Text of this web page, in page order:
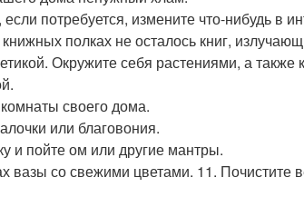
потребуется, измените что-нибудь в
полках не осталось книг,
Окружите себя растениями, а также
своего дома.
или благовония.
и пойте ом или другие мантры.
вазы со свежими цветами. 11.